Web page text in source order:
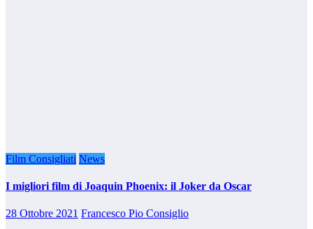
Film Consigliati News
I migliori film di Joaquin Phoenix: il Joker da Oscar
28 Ottobre 2021 Francesco Pio Consiglio